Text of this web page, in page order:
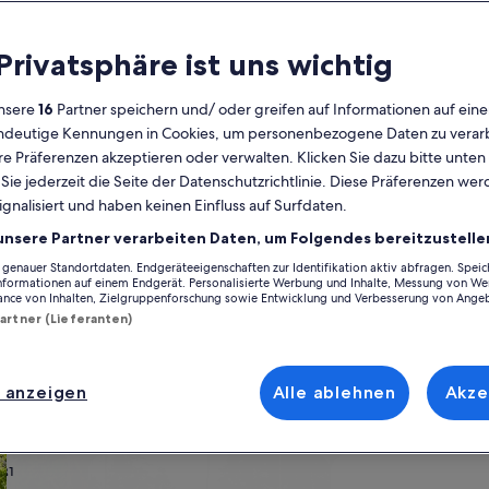
Derzeit
die
Monate
August
2026
und
September
angezeigt.
MoMontag
DiDienstag
MiMittwoch
DoDonnerstag
Fr Freitag
SaSamstag
SoSonntag
3 4 5 6 7 8 9
10 11 12
23
30
31
MoMontag
Di
7 8 9
21 22
28 29
inspirieren und finde genau das, was dir vorschwebt. Ganz
die deine Bedürfnisse erfüllen. Dazu gehören zum Beispiel
wirst du bei uns bestimmt fündig.
deinem Geschmack
oder Apartments
ist uns wichtig
16 Partner speichern und/ oder greifen auf Informationen auf
Kennungen in Cookies, um personenbezogene Daten zu
Präferenzen akzeptieren oder verwalten. Klicken Sie dazu bitte
jederzeit die Seite der Datenschutzrichtlinie. Diese Präferenzen
und haben keinen Einfluss auf Surfdaten.
Partner verarbeiten Daten, um Folgendes
Standortdaten. Endgeräteeigenschaften zur Identifikation aktiv abfragen.
auf einem Endgerät. Personalisierte Werbung und Inhalte, Messung von
von Inhalten, Zielgruppenforschung sowie Entwicklung und Verbesserung von
(Lieferanten)
Alle ablehnen